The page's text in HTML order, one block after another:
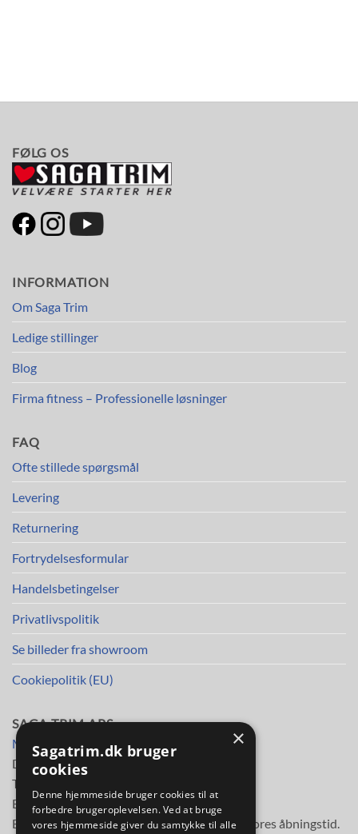
FØLG OS
INFORMATION
Om Saga Trim
Ledige stillinger
Blog
Firma fitness – Professionelle løsninger
FAQ
Ofte stillede spørgsmål
Levering
Returnering
Fortrydelsesformular
Handelsbetingelser
Privatlivspolitik
Se billeder fra showroom
Cookiepolitik (EU)
SAGA TRIM APS
Mileparken 30
DK-2730 Herlev
Telefon
E-mail:info@sagatrim.dk
E-mail besvares normalt inden for 3 timer i vores åbningstid.
×
Sagatrim.dk bruger
cookies
Denne hjemmeside bruger cookies til at
forbedre brugeroplevelsen. Ved at bruge
vores hjemmeside giver du samtykke til alle